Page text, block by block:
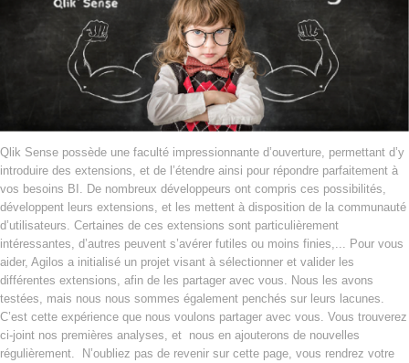
Qlik Sense possède une faculté impressionnante d’ouverture, permettant d’y
introduire des extensions, et de l’étendre ainsi pour répondre parfaitement à
vos besoins BI. De nombreux développeurs ont compris ces possibilités,
développent leurs extensions, et les mettent à disposition de la communauté
d’utilisateurs. Certaines de ces extensions sont particulièrement
intéressantes, d’autres peuvent s’avérer futiles ou moins finies,... Pour vous
aider, Agilos a initialisé un projet visant à sélectionner et valider les
différentes extensions, afin de les partager avec vous. Nous les avons
testées, mais nous nous sommes également penchés sur leurs lacunes.
C’est cette expérience que nous voulons partager avec vous. Vous trouverez
ci-joint nos premières analyses, et nous en ajouterons de nouvelles
régulièrement. N’oubliez pas de revenir sur cette page, vous rendrez votre